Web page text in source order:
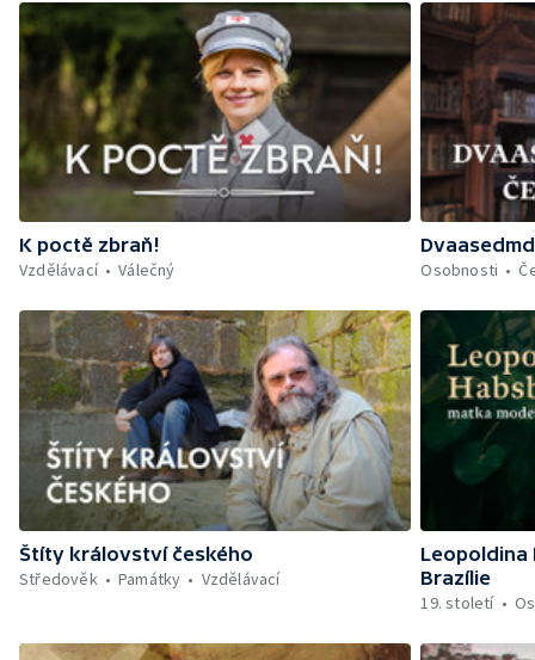
K poctě zbraň!
Vzdělávací
Válečný
Osobnosti
Štíty království českého
Středověk
Památky Vzdělávací
Leopoldina
Brazílie
19. století